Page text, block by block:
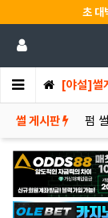
초 대
[야설]썰
썰 게시판 펌